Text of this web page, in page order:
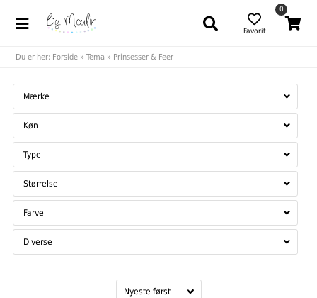
Favorit
0
Du er her: Forside »Tema » Prinsesser & Feer
Mærke
Køn
Type
Størrelse
Farve
Diverse